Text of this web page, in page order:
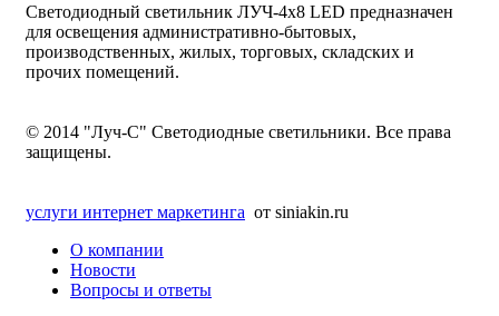
Светодиодный светильник ЛУЧ-4х8 LED предназначен
для освещения административно-бытовых,
производственных, жилых, торговых, складских и
прочих помещений.
© 2014 "Луч-С" Светодиодные светильники. Все права
защищены.
услуги интернет маркетинга от siniakin.ru
О компании
Новости
Вопросы и ответы